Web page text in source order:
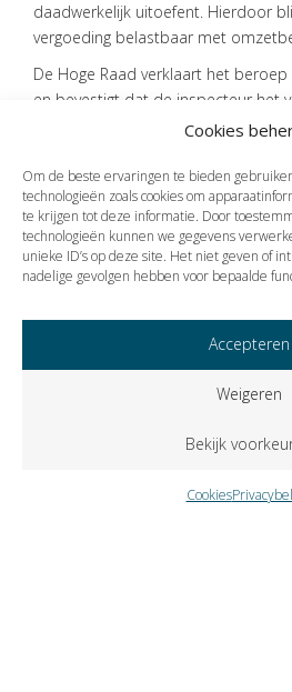
Cookies
Om de beste ervaringen te bieden
technologieën zoals cookies om
te krijgen tot deze informatie. Door
technologieën kunnen we gegevens
unieke ID’s op deze site. Het niet geven of
nadelige gevolgen hebben voor bepaalde
Accepteren
Weigeren
Bekijk
Cookies
daadwerkelijk uitoefent. Hierdoor
vergoeding belastbaar met
De Hoge Raad verklaart het
en bevestigt dat de inspecteur het
van omzetbelasting terecht heeft
Vorige Volgende